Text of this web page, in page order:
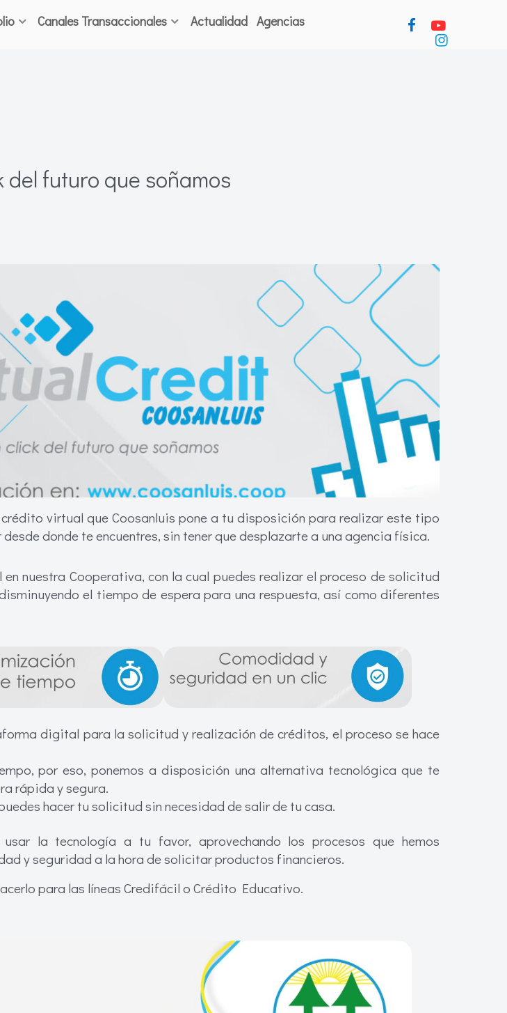
Canales Transaccionales Actualidad Agencias
futuro que soñamos
virtual que Coosanluis pone a tu disposición para realizar este tipo
donde te encuentres, sin tener que desplazarte a una agencia física.
nuestra Cooperativa, con la cual puedes realizar el proceso de solicitud
el tiempo de espera para una respuesta, así como diferentes
digital para la solicitud y realización de créditos, el proceso se hace
por eso, ponemos a disposición una alternativa tecnológica que te
rápida y segura.
hacer tu solicitud sin necesidad de salir de tu casa.
la tecnología a tu favor, aprovechando los procesos que hemos
y seguridad a la hora de solicitar productos financieros.
para las líneas Credifácil o Crédito Educativo.